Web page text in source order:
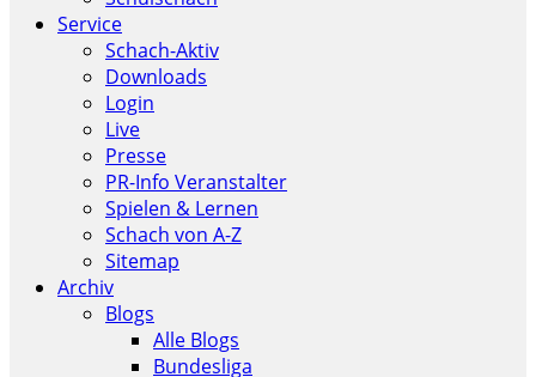
Service
Schach-Aktiv
Downloads
Login
Live
Presse
PR-Info Veranstalter
Spielen & Lernen
Schach von A-Z
Sitemap
Archiv
Blogs
Alle Blogs
Bundesliga